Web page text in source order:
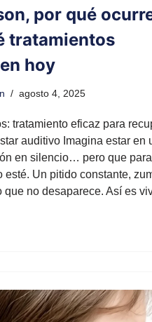
por qué
tratamientos
hoy
agosto 4, 2025
tratamiento eficaz para
auditivo Imagina estar en
en silencio… pero que
esté. Un pitido constante,
que no desaparece. Así es